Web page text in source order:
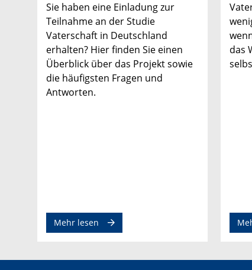
Sie haben eine Einladung zur
Teilnahme an der Studie
Vaterschaft in Deutschland
erhalten? Hier finden Sie einen
Überblick über das Projekt sowie
die häufigsten Fragen und
Antworten.
Mehr lesen
das